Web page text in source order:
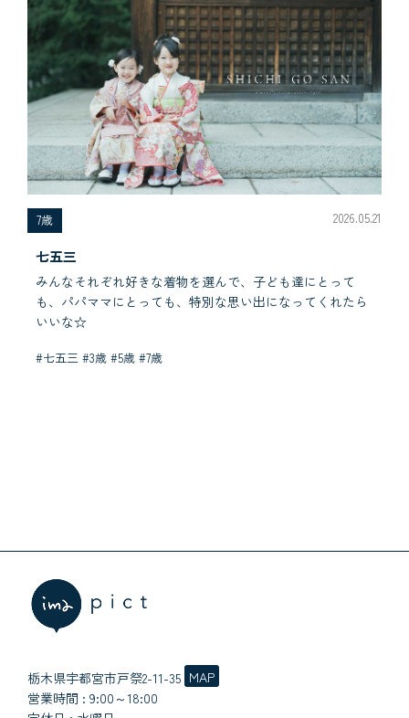
7歳 2026.05.21
七五三
みんなそれぞれ好きな着物を選んで、子ども達にとって
も、パパママにとっても、特別な思い出になってくれたら
いいな☆
#七五三 #3歳 #5歳 #7歳
栃木県宇都宮市戸祭2-11-35 MAP
営業時間 : 9:00～18:00